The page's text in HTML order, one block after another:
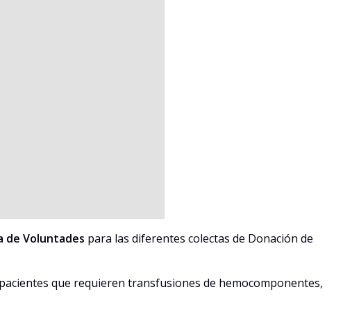
de Voluntades para las diferentes colectas de Donación de
que requieren transfusiones de hemocomponentes,